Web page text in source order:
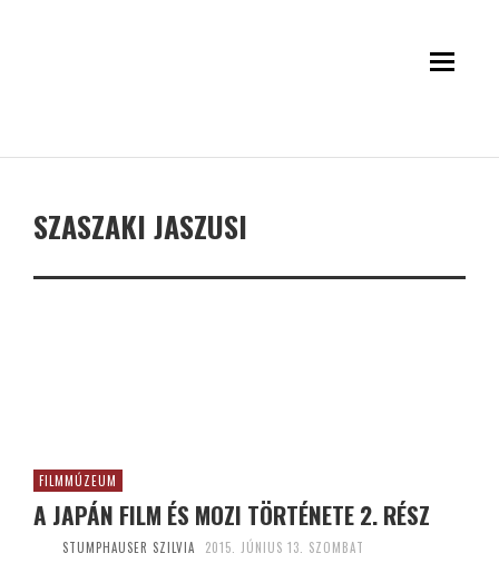
SZASZAKI JASZUSI
FILMMÚZEUM
A JAPÁN FILM ÉS MOZI TÖRTÉNETE 2. RÉSZ
STUMPHAUSER SZILVIA 2015. JÚNIUS 13. SZOMBAT